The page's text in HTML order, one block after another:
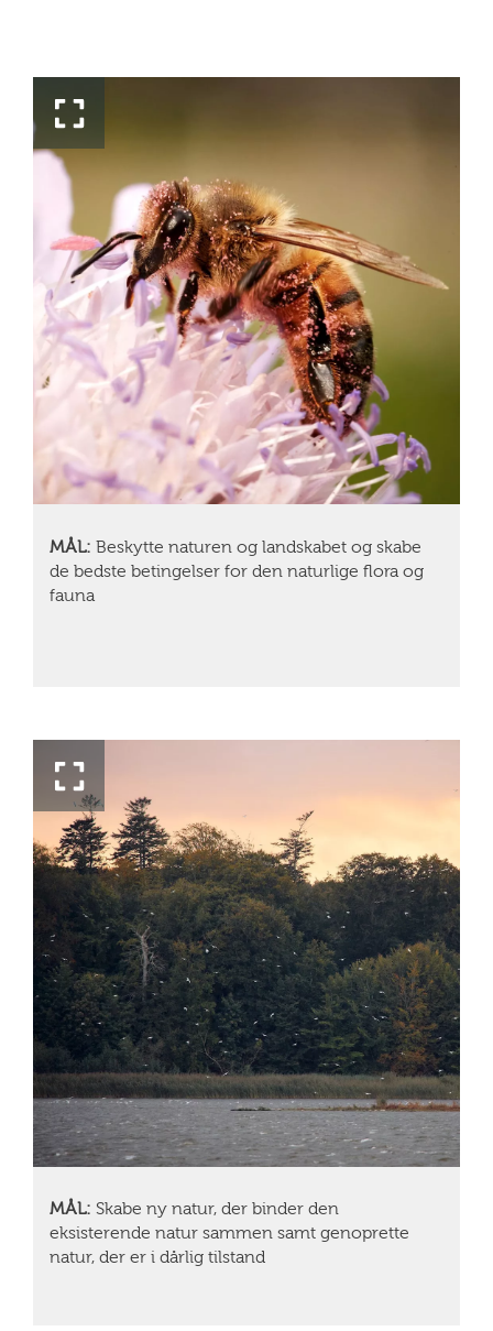
MÅL: Beskytte naturen og landskabet og skabe
de bedste betingelser for den naturlige flora og
fauna
MÅL: Skabe ny natur, der binder den
eksisterende natur sammen samt genoprette
natur, der er i dårlig tilstand